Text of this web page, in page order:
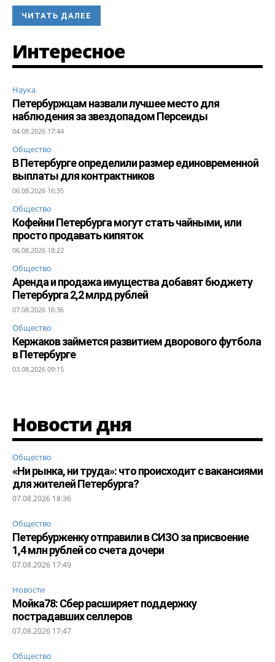
ЧИТАТЬ ДАЛЕЕ
Интересное
Наука
Петербуржцам назвали лучшее место для
наблюдения за звездопадом Персеиды
04.08.2026 17:44
Общество
В Петербурге определили размер единовременной
выплаты для контрактников
06.08.2026 16:35
Общество
Кофейни Петербурга могут стать чайными, или
просто продавать кипяток
06.08.2026 18:22
Общество
Аренда и продажа имущества добавят бюджету
Петербурга 2,2 млрд рублей
07.08.2026 16:36
Общество
Кержаков займется развитием дворового футбола
в Петербурге
03.08.2026 09:15
Новости дня
Общество
«Ни рынка, ни труда»: что происходит с вакансиями
для жителей Петербурга?
07.08.2026 18:36
Общество
Петербурженку отправили в СИЗО за присвоение
1,4 млн рублей со счета дочери
07.08.2026 17:49
Новости
Мойка78: Сбер расширяет поддержку
пострадавших селлеров
07.08.2026 17:47
Общество